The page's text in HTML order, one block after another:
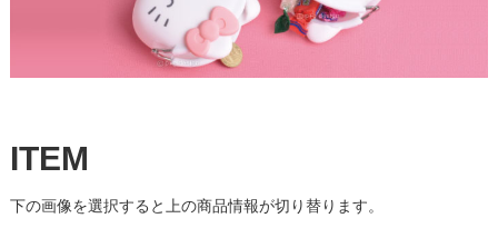
ITEM
下の画像を選択すると上の商品情報が切り替ります。